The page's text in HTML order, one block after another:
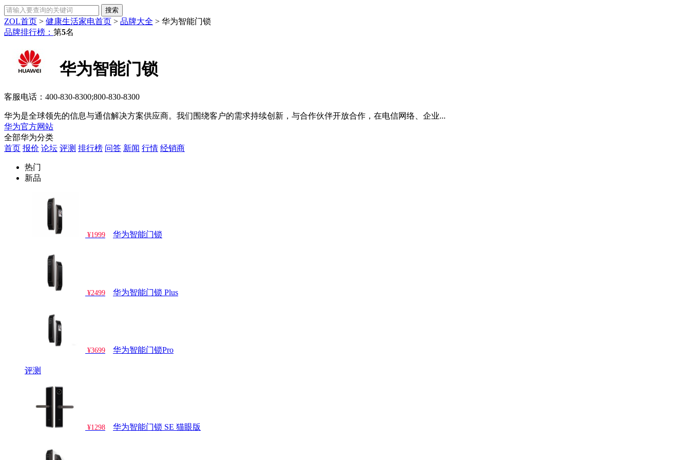
ZOL首页 > 健康生活家电首页 > 品牌大全 > 华为智能门锁
品牌排行榜： 第5名
华为智能门锁
客服电话： 400-830-8300;800-830-8300
华为是全球领先的信息与通信解决方案供应商。我们围绕客户的需求持续创新，与合作伙伴开放合作，在电信网络、企业...
华为官方网站
全部华为分类
首页 报价 论坛 评测 排行榜 问答 新闻 行情 经销商
热门
新品
¥1999 华为智能门锁
¥2499 华为智能门锁 Plus
¥3699 华为智能门锁Pro
评测
¥1298 华为智能门锁 SE 猫眼版